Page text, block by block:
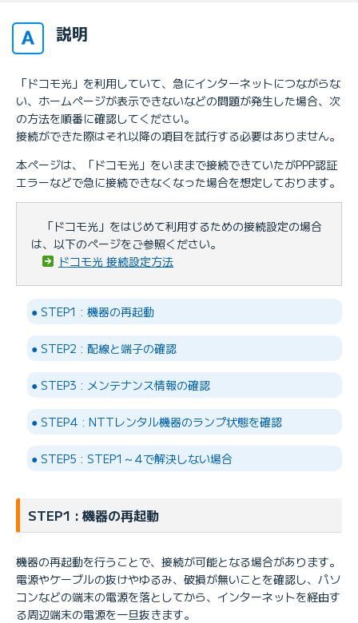
説明
「ドコモ光」を利用していて、急にインターネットにつながらな
い、ホームページが表示できないなどの問題が発生した場合、次
の方法を順番に確認してください。
接続ができた際はそれ以降の項目を試行する必要はありません。
本ページは、「ドコモ光」をいままで接続できていたがPPP認証
エラーなどで急に接続できなくなった場合を想定しております。
「ドコモ光」をはじめて利用するための接続設定の場合
は、以下のページをご参照ください。
ドコモ光 接続設定方法
● STEP1 : 機器の再起動
● STEP2 : 配線と端子の確認
● STEP3 : メンテナンス情報の確認
● STEP4 : NTTレンタル機器のランプ状態を確認
● STEP5 : STEP1～4で解決しない場合
STEP1 : 機器の再起動
機器の再起動を行うことで、接続が可能となる場合があります。
電源やケーブルの抜けやゆるみ、破損が無いことを確認し、パソ
コンなどの端末の電源を落としてから、インターネットを経由す
る周辺端末の電源を一旦抜きます。